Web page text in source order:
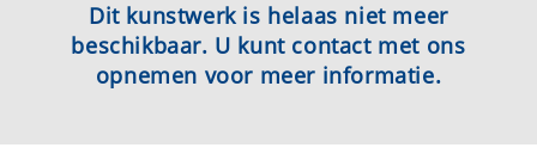
Dit kunstwerk is helaas niet meer
beschikbaar. U kunt contact met ons
opnemen voor meer informatie.